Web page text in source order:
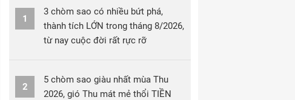
1
3 chòm sao có nhiều bứt phá,
thành tích LỚN trong tháng 8/2026,
từ nay cuộc đời rất rực rỡ
2
5 chòm sao giàu nhất mùa Thu
2026, gió Thu mát mẻ thổi TIỀN